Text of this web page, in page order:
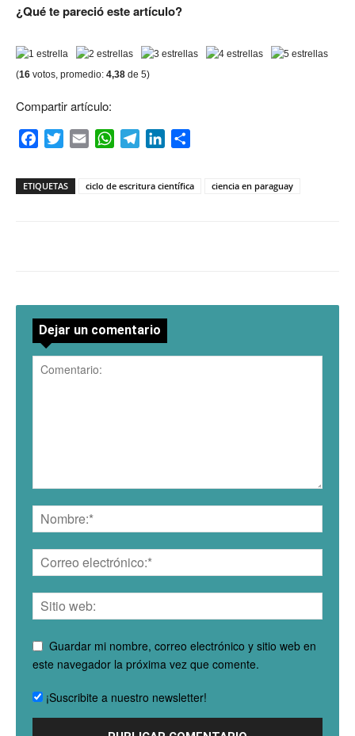
¿Qué te pareció este artículo?
(16 votos, promedio: 4,38 de 5)
Compartir artículo:
FacebookTwitterEmail WhatsAppTelegramLinkedIn
ETIQUETAS ciclo de escritura científica ciencia en paraguay
Dejar un comentario
Guardar mi nombre, correo electrónico y sitio web en
este navegador la próxima vez que comente.
¡Suscribite a nuestro newsletter!